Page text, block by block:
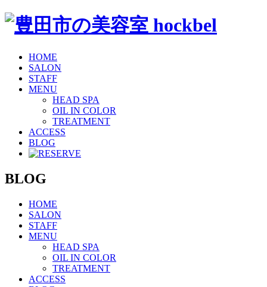
HOME
SALON
STAFF
MENU
HEAD SPA
OIL IN COLOR
TREATMENT
ACCESS
BLOG
BLOG
HOME
SALON
STAFF
MENU
HEAD SPA
OIL IN COLOR
TREATMENT
ACCESS